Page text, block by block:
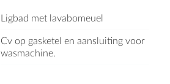
Ligbad met lavabomeuel
Cv op gasketel en aansluiting voor
wasmachine.